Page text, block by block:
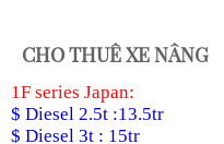
CHO THUÊ XE NÂNG
1F series Japan:
$ Diesel 2.5t :13.5tr
$ Diesel 3t : 15tr